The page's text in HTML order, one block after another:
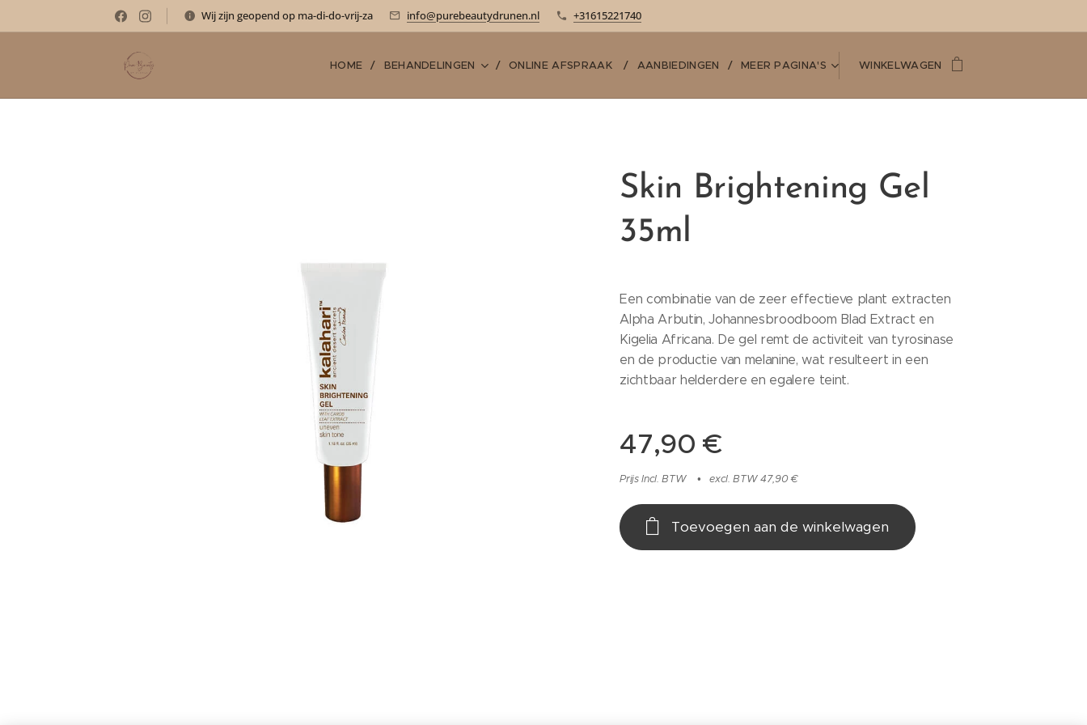
Wij zijn geopend op ma-di-do-vrij-za info@purebeautydrunen.nl +31615221740
HOME BEHANDELINGEN ONLINE AFSPRAAK AANBIEDINGEN MEER PAGINA'S WINKELWAGEN
Skin Brightening Gel
35ml
Een combinatie van de zeer effectieve plant extracten
Alpha Arbutin, Johannesbroodboom Blad Extract en
Kigelia Africana. De gel remt de activiteit van tyrosinase
en de productie van melanine, wat resulteert in een
zichtbaar helderdere en egalere teint.
47,90 €
Prijs Incl. BTW excl. BTW 47,90 €
Toevoegen aan de winkelwagen